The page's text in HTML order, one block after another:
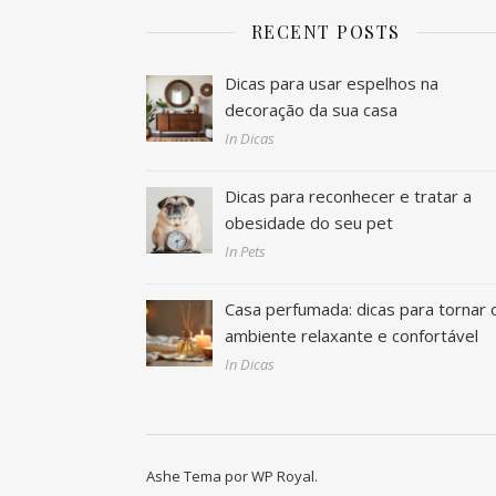
RECENT POSTS
Dicas para usar espelhos na
decoração da sua casa
In Dicas
Dicas para reconhecer e tratar a
obesidade do seu pet
In Pets
Casa perfumada: dicas para tornar
ambiente relaxante e confortável
In Dicas
Ashe Tema porWP Royal.